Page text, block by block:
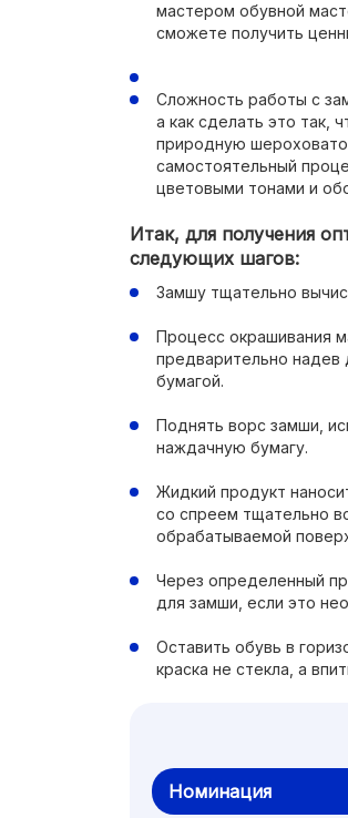
мастером обувной
сможете получить
Сложность работы с
а как сделать это так,
природную
самостоятельный
цветовыми тонами и
Итак, для получения
следующих шагов:
Замшу тщательно
Процесс окрашивания
предварительно надев
бумагой.
Поднять ворс замши,
наждачную бумагу.
Жидкий продукт
со спреем тщательно
обрабатываемой
Через определенный
для замши, если это
Оставить обувь в
краска не стекла, а
Номинация